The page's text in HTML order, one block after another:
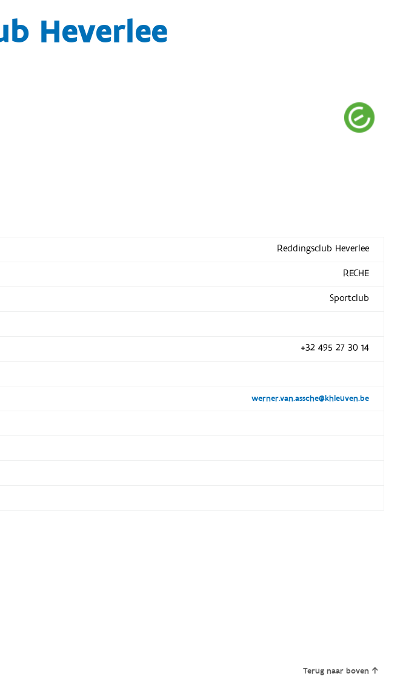
Heverlee
Reddingsclub Heverlee
RECHE
Sportclub
+32 495 27 30 14
werner.van.assche@khleuven.be
Terug naar boven